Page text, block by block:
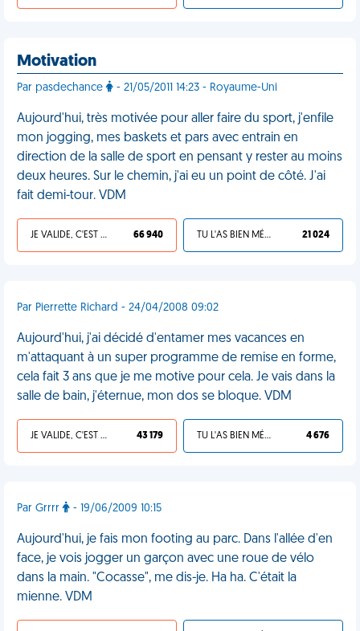
Motivation
Par pasdechance - 21/05/2011 14:23 - Royaume-Uni
Aujourd'hui, très motivée pour aller faire du sport, j'enfile
mon jogging, mes baskets et pars avec entrain en
direction de la salle de sport en pensant y rester au moins
deux heures. Sur le chemin, j'ai eu un point de côté. J'ai
fait demi-tour. VDM
JE VALIDE, C'EST UNE VDM 66 940 TU L'AS BIEN MÉRITÉ 21 024
Par Pierrette Richard - 24/04/2008 09:02
Aujourd'hui, j'ai décidé d'entamer mes vacances en
m'attaquant à un super programme de remise en forme,
cela fait 3 ans que je me motive pour cela. Je vais dans la
salle de bain, j'éternue, mon dos se bloque. VDM
JE VALIDE, C'EST UNE VDM 43 179 TU L'AS BIEN MÉRITÉ 4 676
Par Grrrr - 19/06/2009 10:15
Aujourd'hui, je fais mon footing au parc. Dans l'allée d'en
face, je vois jogger un garçon avec une roue de vélo
dans la main. "Cocasse", me dis-je. Ha ha. C'était la
mienne. VDM